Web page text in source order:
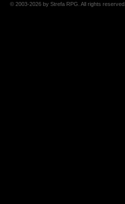
© 2003-2026 by Strefa RPG. All rights reserved.